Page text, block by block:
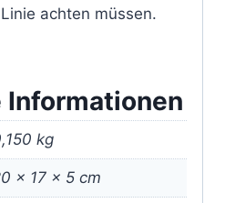
achten müssen.
kg
× 17 × 5 cm